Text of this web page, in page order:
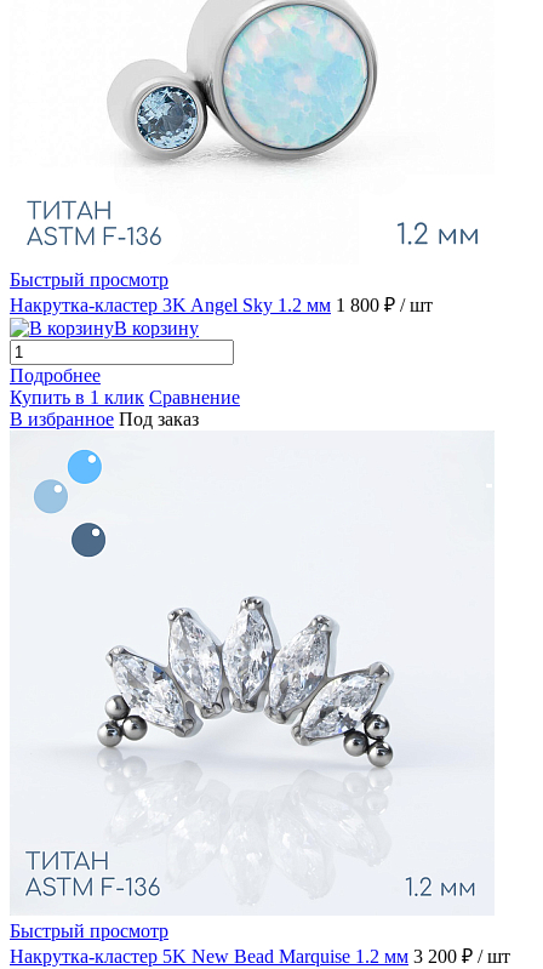
Быстрый просмотр
Накрутка-кластер 3K Angel Sky 1.2 мм 1 800 ₽ / шт
В корзину
Подробнее
Купить в 1 клик Сравнение
В избранное Под заказ
Быстрый просмотр
Накрутка-кластер 5K New Bead Marquise 1.2 мм 3 200 ₽ / шт